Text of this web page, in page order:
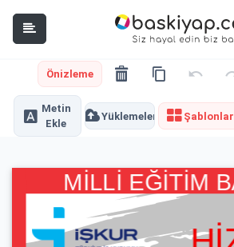
Önizleme
Metin
Ekle
Yüklemeler Şablonlar